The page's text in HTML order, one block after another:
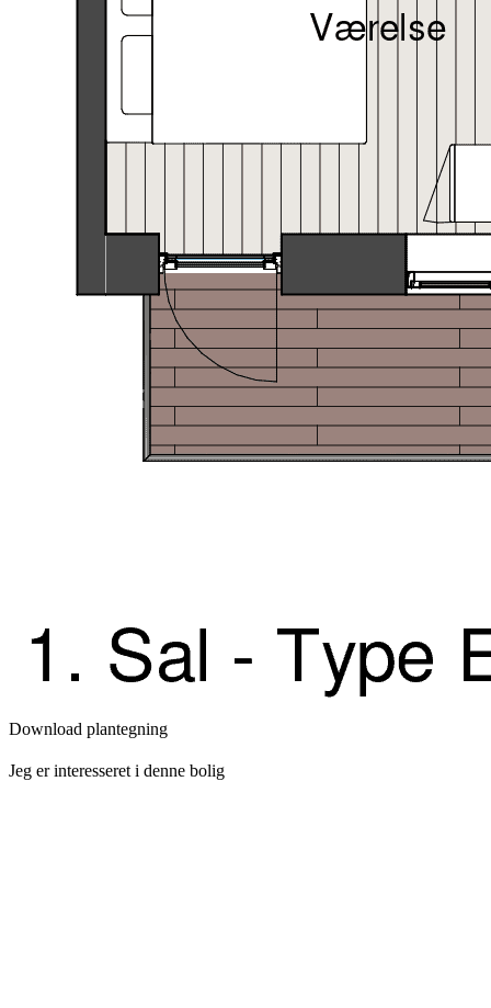
Download plantegning
Jeg er interesseret i denne bolig